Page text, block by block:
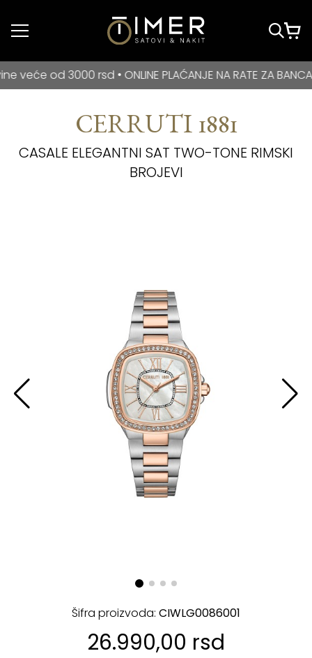
Idi do glavnog
BESPLATNA DOSTAVA za kupovine veće od 3000 rsd •
3000 rsd • ONLINE PLAĆANJE NA RATE ZA BANCA INTESA
CERRUTI 1881
CASALE ELEGANTNI SAT TWO-TONE RIMSKI
BROJEVI
Šifra proizvoda: CIWLG0086001
26.990,00 rsd